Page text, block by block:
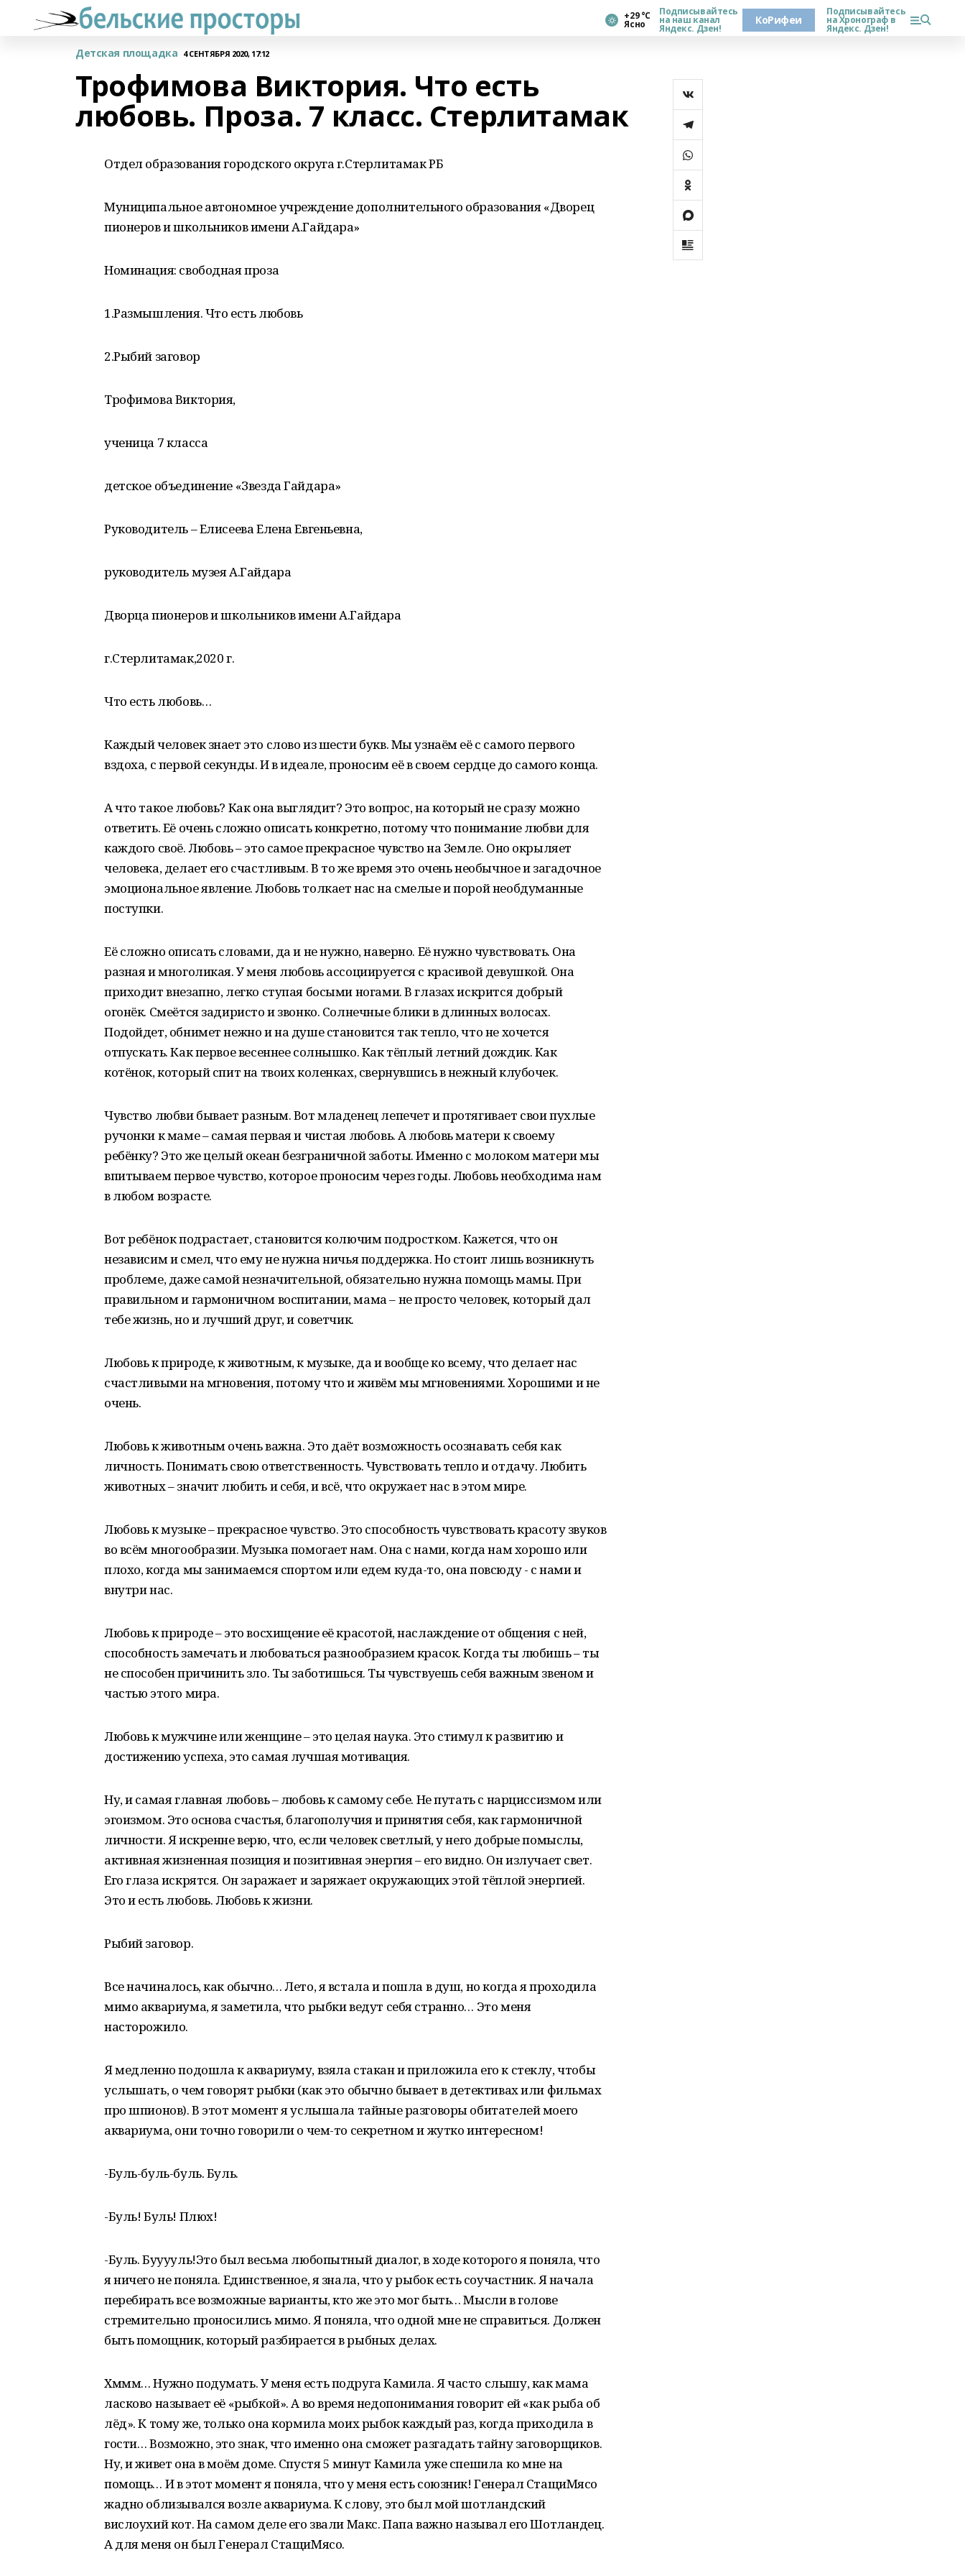
+29 °С
Ясно
Подписывайтесь
на наш канал
Яндекс. Дзен!
КоРифеи
Подписывайтесь
на Хронограф в
Яндекс. Дзен!
Детская площадка 4 СЕНТЯБРЯ 2020, 17:12
Трофимова Виктория. Что есть
любовь. Проза. 7 класс. Стерлитамак
Отдел образования городского округа г.Стерлитамак РБ
Муниципальное автономное учреждение дополнительного образования «Дворец
пионеров и школьников имени А.Гайдара»
Номинация: свободная проза
1.Размышления. Что есть любовь
2.Рыбий заговор
Трофимова Виктория,
ученица 7 класса
детское объединение «Звезда Гайдара»
Руководитель – Елисеева Елена Евгеньевна,
руководитель музея А.Гайдара
Дворца пионеров и школьников имени А.Гайдара
г.Стерлитамак,2020 г.
Что есть любовь…
Каждый человек знает это слово из шести букв. Мы узнаём её с самого первого
вздоха, с первой секунды. И в идеале, проносим её в своем сердце до самого конца.
А что такое любовь? Как она выглядит? Это вопрос, на который не сразу можно
ответить. Её очень сложно описать конкретно, потому что понимание любви для
каждого своё. Любовь – это самое прекрасное чувство на Земле. Оно окрыляет
человека, делает его счастливым. В то же время это очень необычное и загадочное
эмоциональное явление. Любовь толкает нас на смелые и порой необдуманные
поступки.
Её сложно описать словами, да и не нужно, наверно. Её нужно чувствовать. Она
разная и многоликая. У меня любовь ассоциируется с красивой девушкой. Она
приходит внезапно, легко ступая босыми ногами. В глазах искрится добрый
огонёк. Смеётся задиристо и звонко. Солнечные блики в длинных волосах.
Подойдет, обнимет нежно и на душе становится так тепло, что не хочется
отпускать. Как первое весеннее солнышко. Как тёплый летний дождик. Как
котёнок, который спит на твоих коленках, свернувшись в нежный клубочек.
Чувство любви бывает разным. Вот младенец лепечет и протягивает свои пухлые
ручонки к маме – самая первая и чистая любовь. А любовь матери к своему
ребёнку? Это же целый океан безграничной заботы. Именно с молоком матери мы
впитываем первое чувство, которое проносим через годы. Любовь необходима нам
в любом возрасте.
Вот ребёнок подрастает, становится колючим подростком. Кажется, что он
независим и смел, что ему не нужна ничья поддержка. Но стоит лишь возникнуть
проблеме, даже самой незначительной, обязательно нужна помощь мамы. При
правильном и гармоничном воспитании, мама – не просто человек, который дал
тебе жизнь, но и лучший друг, и советчик.
Любовь к природе, к животным, к музыке, да и вообще ко всему, что делает нас
счастливыми на мгновения, потому что и живём мы мгновениями. Хорошими и не
очень.
Любовь к животным очень важна. Это даёт возможность осознавать себя как
личность. Понимать свою ответственность. Чувствовать тепло и отдачу. Любить
животных – значит любить и себя, и всё, что окружает нас в этом мире.
Любовь к музыке – прекрасное чувство. Это способность чувствовать красоту звуков
во всём многообразии. Музыка помогает нам. Она с нами, когда нам хорошо или
плохо, когда мы занимаемся спортом или едем куда-то, она повсюду - с нами и
внутри нас.
Любовь к природе – это восхищение её красотой, наслаждение от общения с ней,
способность замечать и любоваться разнообразием красок. Когда ты любишь – ты
не способен причинить зло. Ты заботишься. Ты чувствуешь себя важным звеном и
частью этого мира.
Любовь к мужчине или женщине – это целая наука. Это стимул к развитию и
достижению успеха, это самая лучшая мотивация.
Ну, и самая главная любовь – любовь к самому себе. Не путать с нарциссизмом или
эгоизмом. Это основа счастья, благополучия и принятия себя, как гармоничной
личности. Я искренне верю, что, если человек светлый, у него добрые помыслы,
активная жизненная позиция и позитивная энергия – его видно. Он излучает свет.
Его глаза искрятся. Он заражает и заряжает окружающих этой тёплой энергией.
Это и есть любовь. Любовь к жизни.
Рыбий заговор.
Все начиналось, как обычно… Лето, я встала и пошла в душ, но когда я проходила
мимо аквариума, я заметила, что рыбки ведут себя странно… Это меня
насторожило.
Я медленно подошла к аквариуму, взяла стакан и приложила его к стеклу, чтобы
услышать, о чем говорят рыбки (как это обычно бывает в детективах или фильмах
про шпионов). В этот момент я услышала тайные разговоры обитателей моего
аквариума, они точно говорили о чем-то секретном и жутко интересном!
-Буль-буль-буль. Буль.
-Буль! Буль! Плюх!
-Буль. Бууууль!Это был весьма любопытный диалог, в ходе которого я поняла, что
я ничего не поняла. Единственное, я знала, что у рыбок есть соучастник. Я начала
перебирать все возможные варианты, кто же это мог быть… Мысли в голове
стремительно проносились мимо. Я поняла, что одной мне не справиться. Должен
быть помощник, который разбирается в рыбных делах.
Хммм… Нужно подумать. У меня есть подруга Камила. Я часто слышу, как мама
ласково называет её «рыбкой». А во время недопонимания говорит ей «как рыба об
лёд». К тому же, только она кормила моих рыбок каждый раз, когда приходила в
гости… Возможно, это знак, что именно она сможет разгадать тайну заговорщиков.
Ну, и живет она в моём доме. Спустя 5 минут Камила уже спешила ко мне на
помощь… И в этот момент я поняла, что у меня есть союзник! Генерал СтащиМясо
жадно облизывался возле аквариума. К слову, это был мой шотландский
вислоухий кот. На самом деле его звали Макс. Папа важно называл его Шотландец.
А для меня он был Генерал СтащиМясо.